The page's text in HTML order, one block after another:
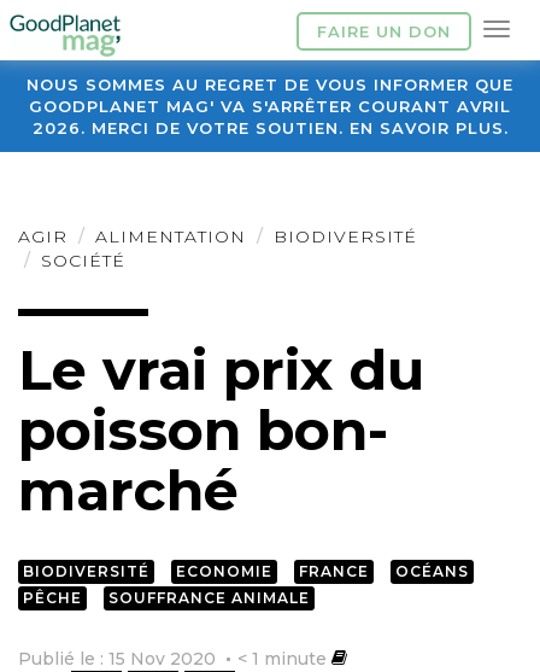
FAIRE UN DON
NOUS SOMMES AU REGRET DE VOUS INFORMER QUE
GOODPLANET MAG' VA S'ARRÊTER COURANT AVRIL
2026. MERCI DE VOTRE SOUTIEN. EN SAVOIR PLUS.
AGIR ALIMENTATION
BIODIVERSITÉ
SOCIÉTÉ
Le vrai prix du
poisson bon-
marché
BIODIVERSITÉ ECONOMIE FRANCE
OCÉANS
PÊCHE
SOUFFRANCE ANIMALE
Publié le : 15 Nov 2020 < 1 minute